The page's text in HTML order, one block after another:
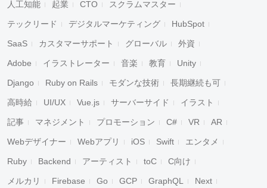
人工知能 起業 CTO スクラムマスター
テックリード デジタルマーケティング HubSpot
SaaS カスタマーサポート グローバル 外資
Adobe イラストレーター 音楽 教育 Unity
Django Ruby on Rails モダンな技術 長期継続も可
高時給 UI/UX Vue.js サーバーサイド イラスト
記事 マネジメント プロモーション C# VR AR
Webデザイナー Webアプリ iOS Swift エンタメ
Ruby Backend アーティスト toC C向け
メルカリ Firebase Go GCP GraphQL Next